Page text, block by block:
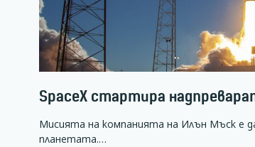
SpaceX стартира
Мисията на компанията на Илън Мъск е
планетата.…